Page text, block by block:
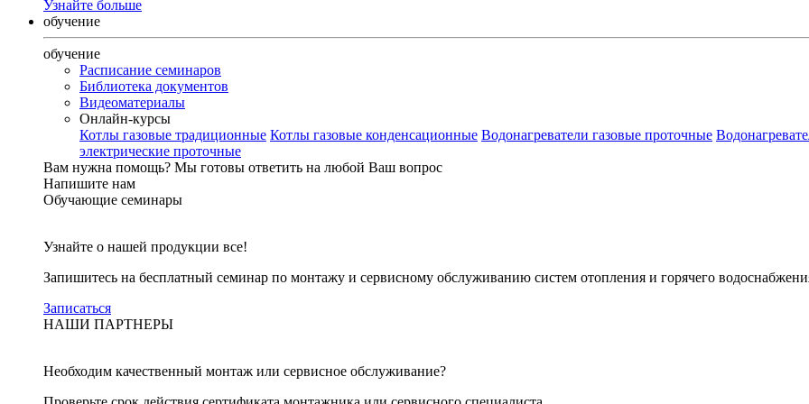
Узнайте больше
обучение
обучение
Расписание семинаров
Библиотека документов
Видеоматериалы
Онлайн-курсы
Котлы газовые традиционные Котлы газовые конденсационные Водонагреватели газовые проточные
электрические проточные
Вам нужна помощь? Мы готовы ответить на любой Ваш вопрос
Напишите нам
Обучающие семинары
Узнайте о нашей продукции все!
Запишитесь на бесплатный семинар по монтажу и сервисному обслуживанию систем отопления и горячего
Записаться
НАШИ ПАРТНЕРЫ
Необходим качественный монтаж или сервисное обслуживание?